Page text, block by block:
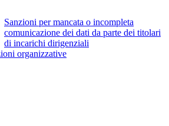
Sanzioni per mancata o incompleta
comunicazione dei dati da parte dei titolari
di incarichi dirigenziali
organizzative